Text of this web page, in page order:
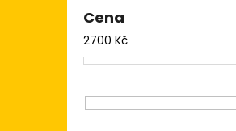
Cena
2700 Kč